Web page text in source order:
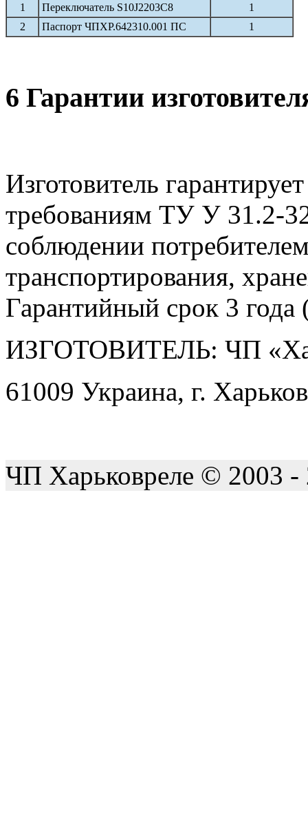
1
Переключатель S10J2203C8
1
2
Паспорт ЧПХР.642310.001 ПС 1
6 Гарантии
Изготовитель
требованиям ТУ У 31.2-
соблюдении
транспортирования,
Гарантийный срок 3 года
ИЗГОТОВИТЕЛЬ: ЧП
61009 Украина, г.
ЧП Харьковреле © 2003 -